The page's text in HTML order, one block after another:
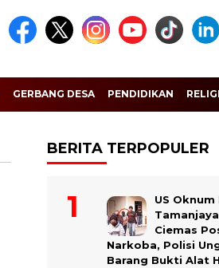
GERBANG DESA PENDIDIKAN RELIGI
BERITA TERPOPULER
US Oknum
Tamanjaya
Ciemas
Narkoba, Polisi
Barang Bukti Alat